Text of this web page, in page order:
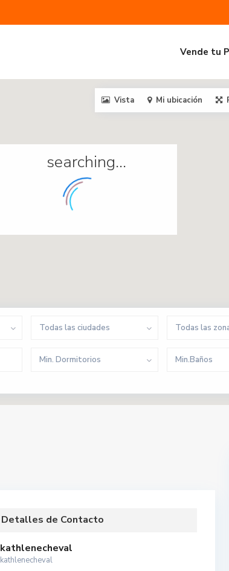
Vende tu
searching...
Vista Mi ubicación
Todas las ciudades Todas las
Min. Dormitorios
Min.Baños
Detalles de Contacto
kathlenecheval
kathlenecheval